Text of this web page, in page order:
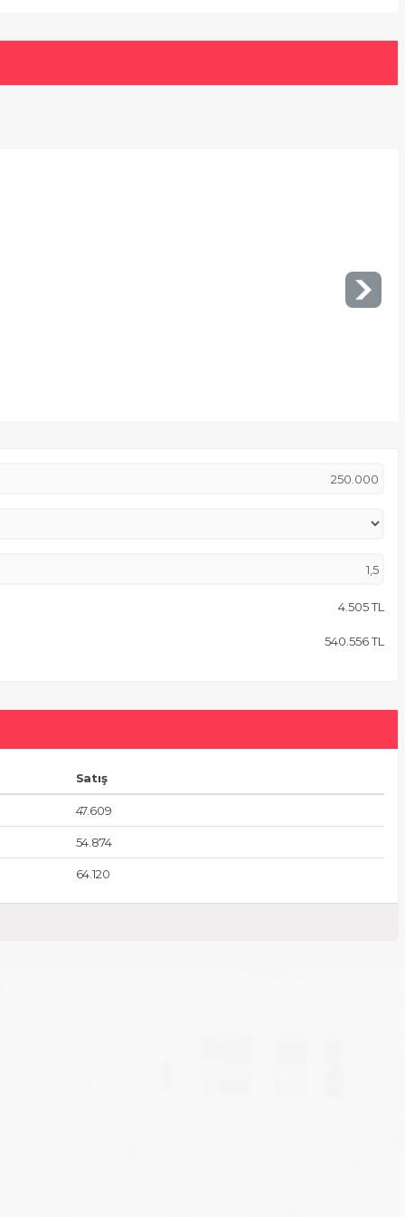
4.505TL
540.556TL
Satış
47.609
54.874
64.120